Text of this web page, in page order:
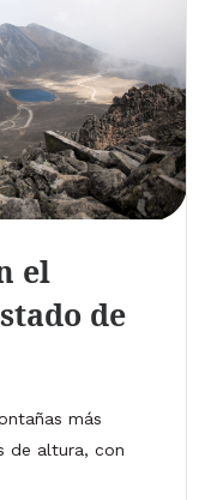
el
de
más
de altura, con